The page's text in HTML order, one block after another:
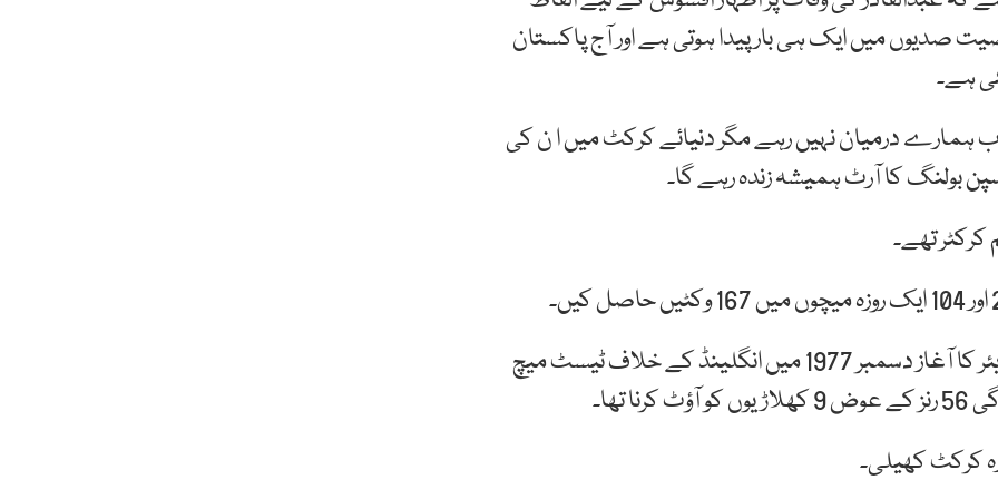
صدیوں میں ایک ہی بار پیدا ہوتی ہے اور آج پاکستان
ہے۔
ہمارے درمیان نہیں رہے مگر دنیائے کرکٹ میں ا ن کی
بولنگ کا آرٹ ہمیشہ زندہ رہے گا۔
تھے۔
عبدالقادر نے پاکستان کے لیے اپنے 16 سالہ کرکٹ کیریئر کا آغاز دسمبر 1977 میں انگلینڈ کے خلاف ٹیسٹ میچ